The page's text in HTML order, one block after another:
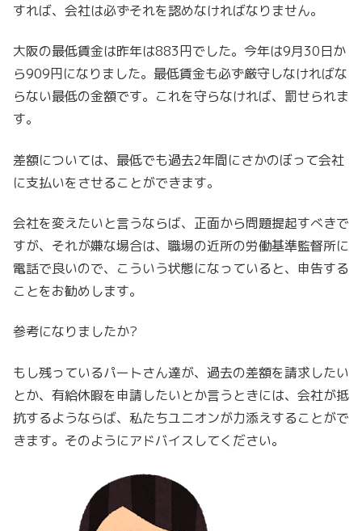
すれば、会社は必ずそれを認めなければなりません。
大阪の最低賃金は昨年は883円でした。 今年は9月30日か
ら909円になりました。 最低賃金も必ず厳守しなければな
らない最低の金額です。 これを守らなければ、罰せられま
す。
差額については、 最低でも過去2年間にさかのぼって会社
に支払いをさせることができます。
会社を変えたいと言うならば、正面から問題提起すべきで
すが、 それが嫌な場合は、 職場の近所の労働基準監督所に
電話で良いので、こういう状態になっていると、申告する
ことをお勧めします。
参考になりましたか?
もし残っているパートさん達が、過去の差額を請求したい
とか、 有給休暇を申請したいとか言うときには、 会社が抵
抗するようならば、私たちユニオンが力添えすることがで
きます。そのようにアドバイスしてください。